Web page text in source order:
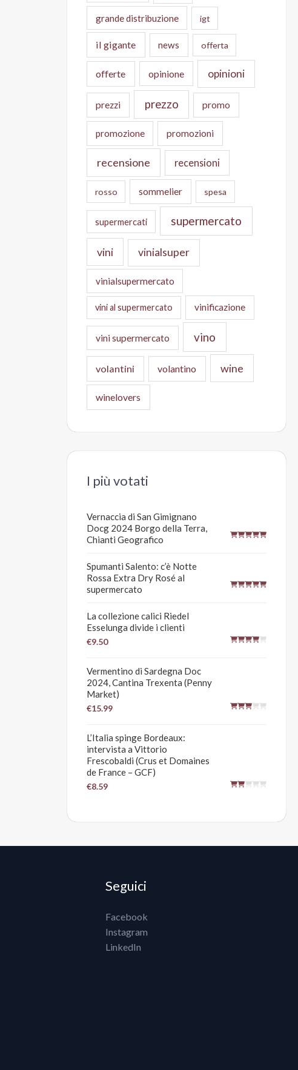
grande distribuzione igt
il gigante news offerta
offerte opinione opinioni
prezzi prezzo promo
promozione promozioni
recensione recensioni
rosso sommelier spesa
supermercati supermercato
vini vinialsuper
vinialsupermercato
vini al supermercato vinificazione
vini supermercato vino
volantini volantino wine
winelovers
I più votati
Vernaccia di San Gimignano
Docg 2024 Borgo della Terra,
Chianti Geografico
Spumanti Salento: c’è Notte
Rossa Extra Dry Rosé al
supermercato
La collezione calici Riedel
Esselunga divide i clienti
€9.50
Vermentino di Sardegna Doc
2024, Cantina Trexenta (Penny
Market)
€15.99
L’Italia spinge Bordeaux:
intervista a Vittorio
Frescobaldi (Crus et Domaines
de France – GCF)
€8.59
Seguici
Facebook
Instagram
LinkedIn